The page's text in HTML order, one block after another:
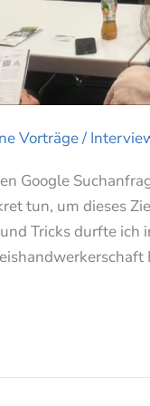
Vorträge /
Google
tun, um dieses
Tricks durfte ich